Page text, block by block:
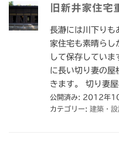
旧新井家住宅
長瀞には川下りも
家住宅も素晴らし
して保存してい
に長い切り妻の屋
きます。 切り妻
公開済み: 2012年
カテゴリー: 建築・